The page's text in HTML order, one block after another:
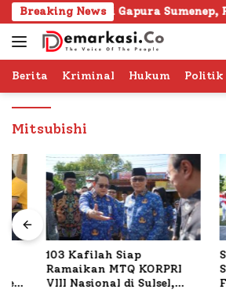
Langsung
ke
konten
Breaking News
Dunia di Gapura Sumenep,
Berita Kriminal Hukum Politik
Mitsubishi
103 Kafilah Siap
Ramaikan MTQ KORPRI
VIII Nasional di Sulsel,
Fauzi